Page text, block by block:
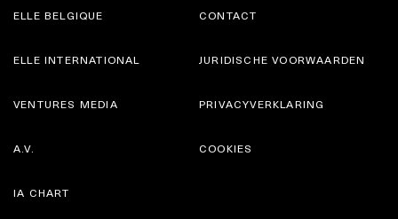
ELLE BELGIQUE CONTACT
ELLE INTERNATIONAL
VENTURES MEDIA
JURIDISCHE VOORWAARDEN
PRIVACYVERKLARING
A.V.
IA CHART
COOKIES